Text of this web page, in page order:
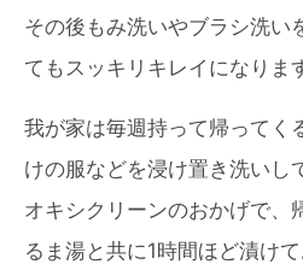
その後もみ洗いやブラシ洗い
てもスッキリキレイになりま
我が家は毎週持って帰ってく
けの服などを浸け置き洗いし
オキシクリーンのおかげで、
るま湯と共に1時間ほど漬け